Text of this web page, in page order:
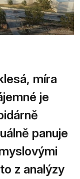
míra
je
panuje
z analýzy